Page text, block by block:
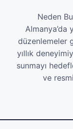
Neden
Almanya’da
düzenlemeler
yıllık
sunmayı
ve